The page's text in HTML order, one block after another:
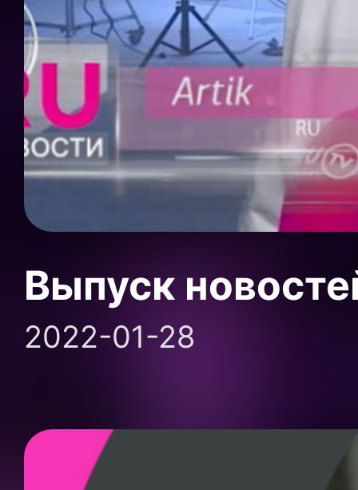
Выпуск
2022-01-28